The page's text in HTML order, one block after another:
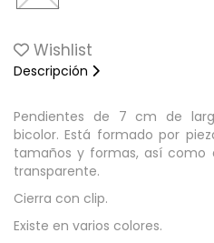
Wishlist
Descripción
Pendientes de 7 cm de
bicolor. Está formado por
tamaños y formas, así como
transparente.
Cierra con clip.
Existe en varios colores.